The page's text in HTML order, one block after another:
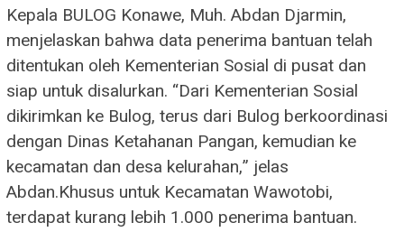
Kepala BULOG Konawe, Muh. Abdan Djarmin,
menjelaskan bahwa data penerima bantuan telah
ditentukan oleh Kementerian Sosial di pusat dan
siap untuk disalurkan. “Dari Kementerian Sosial
dikirimkan ke Bulog, terus dari Bulog berkoordinasi
dengan Dinas Ketahanan Pangan, kemudian ke
kecamatan dan desa kelurahan,” jelas
Abdan.Khusus untuk Kecamatan Wawotobi,
terdapat kurang lebih 1.000 penerima bantuan.